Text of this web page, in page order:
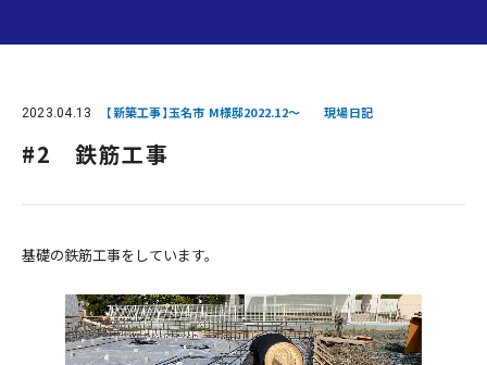
2023.04.13 【新築工事】玉名市 M様邸2022.12～ 現場日記
#2 鉄筋工事
基礎の鉄筋工事をしています。